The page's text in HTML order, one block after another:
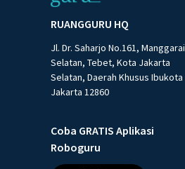
RUANGGURU HQ
Jl. Dr. Saharjo No.161, Manggarai
Selatan, Tebet, Kota Jakarta
Selatan, Daerah Khusus Ibukota
Jakarta 12860
Coba GRATIS Aplikasi
Roboguru